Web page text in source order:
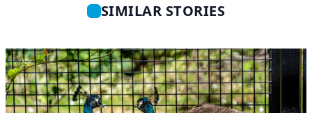
SIMILAR STORIES